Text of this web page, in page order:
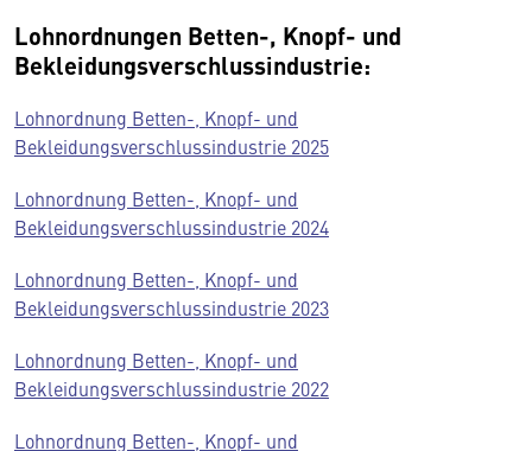
Lohnordnungen Betten-, Knopf- und
Bekleidungsverschlussindustrie:
Lohnordnung Betten-, Knopf- und
Bekleidungsverschlussindustrie 2025
Lohnordnung Betten-, Knopf- und
Bekleidungsverschlussindustrie 2024
Lohnordnung Betten-, Knopf- und
Bekleidungsverschlussindustrie 2023
Lohnordnung Betten-, Knopf- und
Bekleidungsverschlussindustrie 2022
Lohnordnung Betten-, Knopf- und